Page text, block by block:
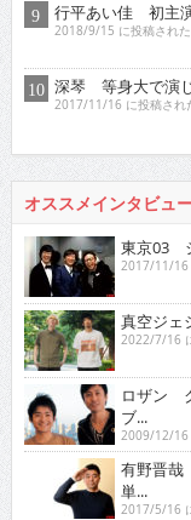
行平あい佳 初主
2018/9/15 に投稿された
深琴 等身大で演
2017/11/16 に投稿され
オススメインタビュ
東京03
2017/11/16
真空ジェ
2022/7/16
ロザン
ブ...
2009/12/16
有野晋哉
単...
2017/5/16